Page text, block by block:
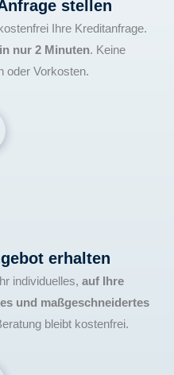
stellen
Ihre Kreditanfrage.
in nur 2 Minuten. Keine
oder Vorkosten.
erhalten
individuelles, auf Ihre
und maßgeschneidertes
bleibt kostenfrei.